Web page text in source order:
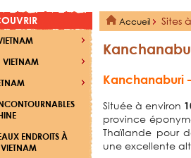
VIETNAM
ENDROITS À
VIETNAM
Accueil Sites
Kanchanaburi
Située à environ
province
Thaïlande pour
une excellente